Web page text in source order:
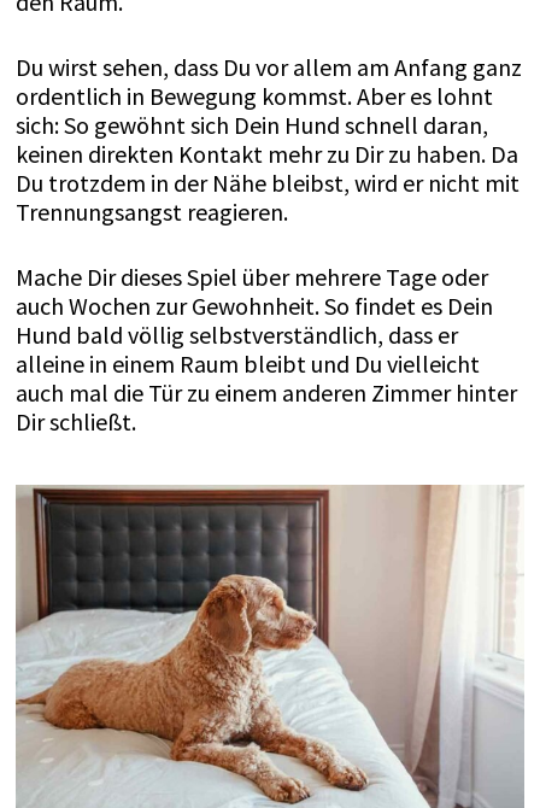
Du wirst sehen, dass Du vor allem am Anfang ganz
ordentlich in Bewegung kommst. Aber es lohnt
sich: So gewöhnt sich Dein Hund schnell daran,
keinen direkten Kontakt mehr zu Dir zu haben. Da
Du trotzdem in der Nähe bleibst, wird er nicht mit
Trennungsangst reagieren.
Mache Dir dieses Spiel über mehrere Tage oder
auch Wochen zur Gewohnheit. So findet es Dein
Hund bald völlig selbstverständlich, dass er
alleine in einem Raum bleibt und Du vielleicht
auch mal die Tür zu einem anderen Zimmer hinter
Dir schließt.